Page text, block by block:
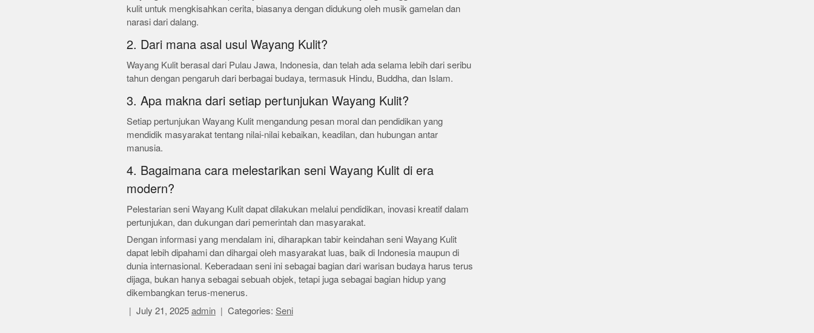
kulit untuk mengkisahkan cerita, biasanya dengan didukung oleh musik gamelan dan
narasi dari dalang.
2. Dari mana asal usul Wayang Kulit?
Wayang Kulit berasal dari Pulau Jawa, Indonesia, dan telah ada selama lebih dari seribu
tahun dengan pengaruh dari berbagai budaya, termasuk Hindu, Buddha, dan Islam.
3. Apa makna dari setiap pertunjukan Wayang Kulit?
Setiap pertunjukan Wayang Kulit mengandung pesan moral dan pendidikan yang
mendidik masyarakat tentang nilai-nilai kebaikan, keadilan, dan hubungan antar
manusia.
4. Bagaimana cara melestarikan seni Wayang Kulit di era
modern?
Pelestarian seni Wayang Kulit dapat dilakukan melalui pendidikan, inovasi kreatif dalam
pertunjukan, dan dukungan dari pemerintah dan masyarakat.
Dengan informasi yang mendalam ini, diharapkan tabir keindahan seni Wayang Kulit
dapat lebih dipahami dan dihargai oleh masyarakat luas, baik di Indonesia maupun di
dunia internasional. Keberadaan seni ini sebagai bagian dari warisan budaya harus terus
dijaga, bukan hanya sebagai sebuah objek, tetapi juga sebagai bagian hidup yang
dikembangkan terus-menerus.
July 21, 2025 admin Categories: Seni